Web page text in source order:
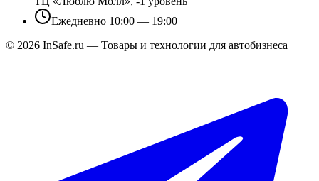
Ежедневно 10:00 — 19:00
© 2026 InSafe.ru — Товары и технологии для автобизнеса